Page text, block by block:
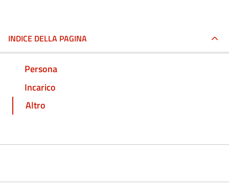
INDICE DELLA PAGINA
Persona
Incarico
Altro